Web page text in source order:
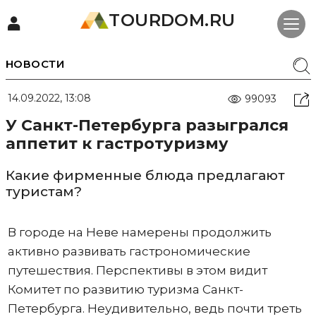
TOURDOM.RU
НОВОСТИ
14.09.2022, 13:08 99093
У Санкт-Петербурга разыгрался
аппетит к гастротуризму
Какие фирменные блюда предлагают
туристам?
В городе на Неве намерены продолжить
активно развивать гастрономические
путешествия. Перспективы в этом видит
Комитет по развитию туризма Санкт-
Петербурга. Неудивительно, ведь почти треть